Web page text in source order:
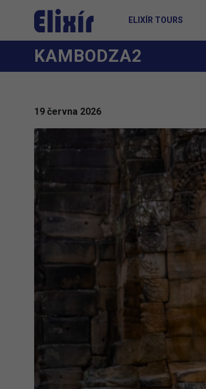
ELIXÍR TOURS
KAMBODZA2
19 června 2026